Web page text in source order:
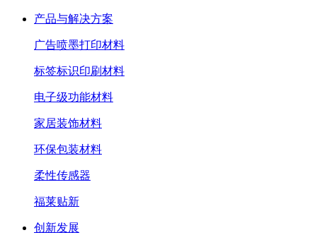
产品与解决方案
广告喷墨打印材料
标签标识印刷材料
电子级功能材料
家居装饰材料
环保包装材料
柔性传感器
福莱贴新
创新发展